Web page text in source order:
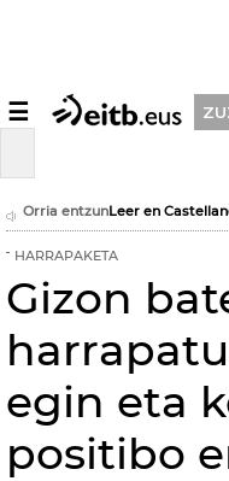
☰
Orria entzunLeer en
HARRAPAKETA
Gizon
egin eta
positibo